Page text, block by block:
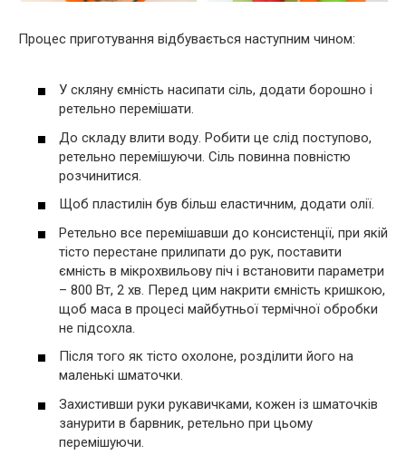
Процес приготування відбувається наступним чином:
У скляну ємність насипати сіль, додати борошно і
ретельно перемішати.
До складу влити воду. Робити це слід поступово,
ретельно перемішуючи. Сіль повинна повністю
розчинитися.
Щоб пластилін був більш еластичним, додати олії.
Ретельно все перемішавши до консистенції, при якій
тісто перестане прилипати до рук, поставити
ємність в мікрохвильову піч і встановити параметри
– 800 Вт, 2 хв. Перед цим накрити ємність кришкою,
щоб маса в процесі майбутньої термічної обробки
не підсохла.
Після того як тісто охолоне, розділити його на
маленькі шматочки.
Захистивши руки рукавичками, кожен із шматочків
занурити в барвник, ретельно при цьому
перемішуючи.